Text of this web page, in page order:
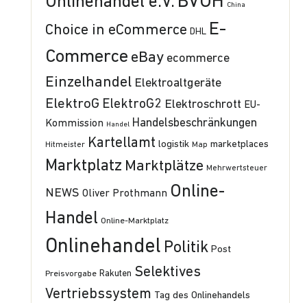
China
Choice in eCommerce DHL E-
Commerce eBay ecommerce
Einzelhandel Elektroaltgeräte
ElektroG ElektroG2 Elektroschrott EU-
Kommission
Handel Handelsbeschränkungen
Hitmeister Kartellamt logistik Map marketplaces
Marktplatz Marktplätze Mehrwertsteuer
NEWS Oliver Prothmann Online-
Handel Online-Marktplatz
Onlinehandel Politik Post
Preisvorgabe Rakuten Selektives
Vertriebssystem Tag des Onlinehandels